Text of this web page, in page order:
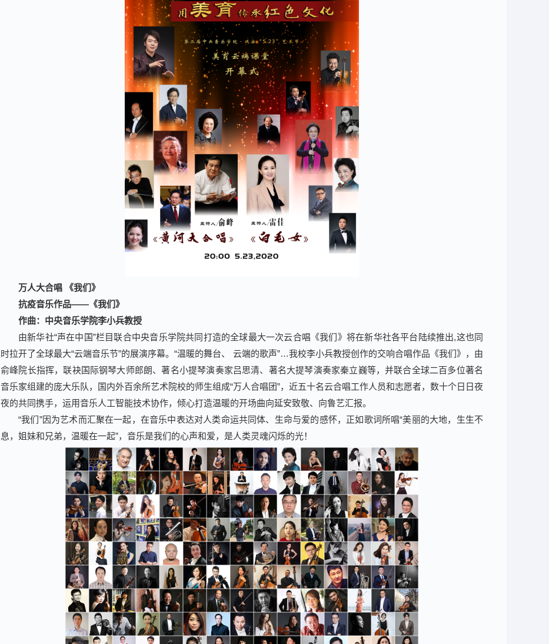
万人大合唱 《我们》
抗疫音乐作品——《我们》
作曲：中央音乐学院李小兵教授
由新华社“声在中国”栏目联合中央音乐学院共同打造的全球最大一次云合唱《我们》将在新华社各平台陆续推出,这也同
时拉开了全球最大“云端音乐节”的展演序幕。“温暖的舞台、 云端的歌声”…我校李小兵教授创作的交响合唱作品《我们》，由
俞峰院长指挥，联袂国际钢琴大师郎朗、著名小提琴演奏家吕思清、著名大提琴演奏家秦立巍等，并联合全球二百多位著名
音乐家组建的庞大乐队，国内外百余所艺术院校的师生组成“万人合唱团”，近五十名云合唱工作人员和志愿者，数十个日日夜
夜的共同携手，运用音乐人工智能技术协作，倾心打造温暖的开场曲向延安致敬、向鲁艺汇报。
“我们”因为艺术而汇聚在一起，在音乐中表达对人类命运共同体、生命与爱的感怀，正如歌词所唱“美丽的大地，生生不
息，姐妹和兄弟，温暖在一起”，音乐是我们的心声和爱，是人类灵魂闪烁的光！